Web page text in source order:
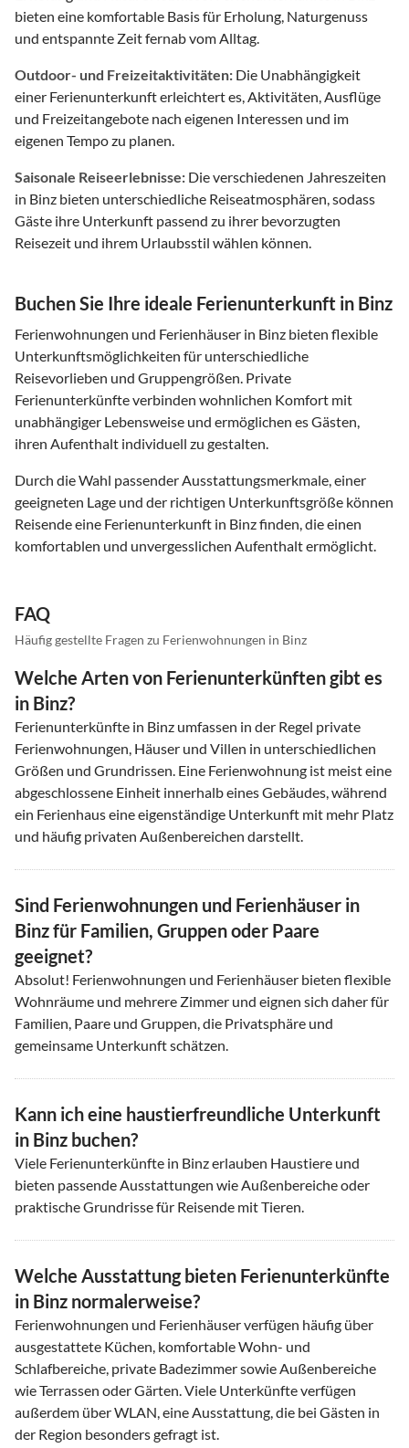
bieten eine komfortable Basis für Erholung, Naturgenuss
und entspannte Zeit fernab vom Alltag.
Outdoor- und Freizeitaktivitäten: Die Unabhängigkeit
einer Ferienunterkunft erleichtert es, Aktivitäten, Ausflüge
und Freizeitangebote nach eigenen Interessen und im
eigenen Tempo zu planen.
Saisonale Reiseerlebnisse: Die verschiedenen Jahreszeiten
in Binz bieten unterschiedliche Reiseatmosphären, sodass
Gäste ihre Unterkunft passend zu ihrer bevorzugten
Reisezeit und ihrem Urlaubsstil wählen können.
Buchen Sie Ihre ideale Ferienunterkunft in Binz
Ferienwohnungen und Ferienhäuser in Binz bieten flexible
Unterkunftsmöglichkeiten für unterschiedliche
Reisevorlieben und Gruppengrößen. Private
Ferienunterkünfte verbinden wohnlichen Komfort mit
unabhängiger Lebensweise und ermöglichen es Gästen,
ihren Aufenthalt individuell zu gestalten.
Durch die Wahl passender Ausstattungsmerkmale, einer
geeigneten Lage und der richtigen Unterkunftsgröße können
Reisende eine Ferienunterkunft in Binz finden, die einen
komfortablen und unvergesslichen Aufenthalt ermöglicht.
FAQ
Häufig gestellte Fragen zu Ferienwohnungen in Binz
Welche Arten von Ferienunterkünften gibt es
in Binz?
Ferienunterkünfte in Binz umfassen in der Regel private
Ferienwohnungen, Häuser und Villen in unterschiedlichen
Größen und Grundrissen. Eine Ferienwohnung ist meist eine
abgeschlossene Einheit innerhalb eines Gebäudes, während
ein Ferienhaus eine eigenständige Unterkunft mit mehr Platz
und häufig privaten Außenbereichen darstellt.
Sind Ferienwohnungen und Ferienhäuser in
Binz für Familien, Gruppen oder Paare
geeignet?
Absolut! Ferienwohnungen und Ferienhäuser bieten flexible
Wohnräume und mehrere Zimmer und eignen sich daher für
Familien, Paare und Gruppen, die Privatsphäre und
gemeinsame Unterkunft schätzen.
Kann ich eine haustierfreundliche Unterkunft
in Binz buchen?
Viele Ferienunterkünfte in Binz erlauben Haustiere und
bieten passende Ausstattungen wie Außenbereiche oder
praktische Grundrisse für Reisende mit Tieren.
Welche Ausstattung bieten Ferienunterkünfte
in Binz normalerweise?
Ferienwohnungen und Ferienhäuser verfügen häufig über
ausgestattete Küchen, komfortable Wohn- und
Schlafbereiche, private Badezimmer sowie Außenbereiche
wie Terrassen oder Gärten. Viele Unterkünfte verfügen
außerdem über WLAN, eine Ausstattung, die bei Gästen in
der Region besonders gefragt ist.